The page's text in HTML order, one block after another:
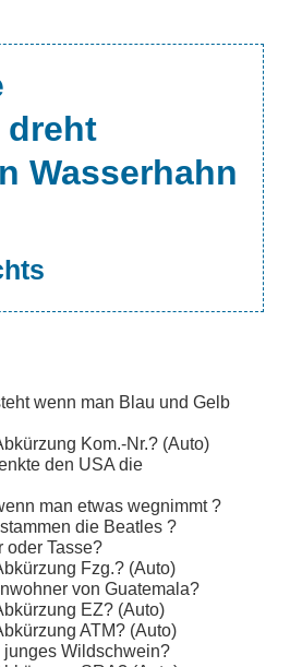
dreht
Wasserhahn
wenn man Blau und Gelb
Kom.-Nr.? (Auto)
den USA die
man etwas wegnimmt ?
die Beatles ?
oder Tasse?
Fzg.? (Auto)
von Guatemala?
EZ? (Auto)
ATM? (Auto)
Wildschwein?